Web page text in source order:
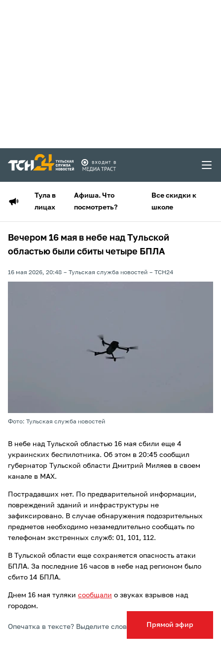
Тула в
лицах
Афиша. Что
посмотреть?
Все скидки к
школе
Прямой эфир
Вечером 16 мая в небе над Тульской
областью были сбиты четыре БПЛА
16 мая 2026, 20:48 Тульская служба новостей ТСН24
Фото: Тульская служба новостей
В небе над Тульской областью 16 мая сбили еще 4
украинских беспилотника. Об этом в 20:45 сообщил
губернатор Тульской области Дмитрий Миляев в своем
канале в МАХ.
Пострадавших нет. По предварительной информации,
повреждений зданий и инфраструктуры не
зафиксировано. В случае обнаружения подозрительных
предметов необходимо незамедлительно сообщать по
телефонам экстренных служб: 01, 101, 112.
В Тульской области еще сохраняется опасность атаки
БПЛА. За последние 16 часов в небе над регионом было
сбито 14 БПЛА.
Днем 16 мая туляки сообщали о звуках взрывов над
городом.
Опечатка в тексте? Выделите слово и нажмите Ctrl+Enter